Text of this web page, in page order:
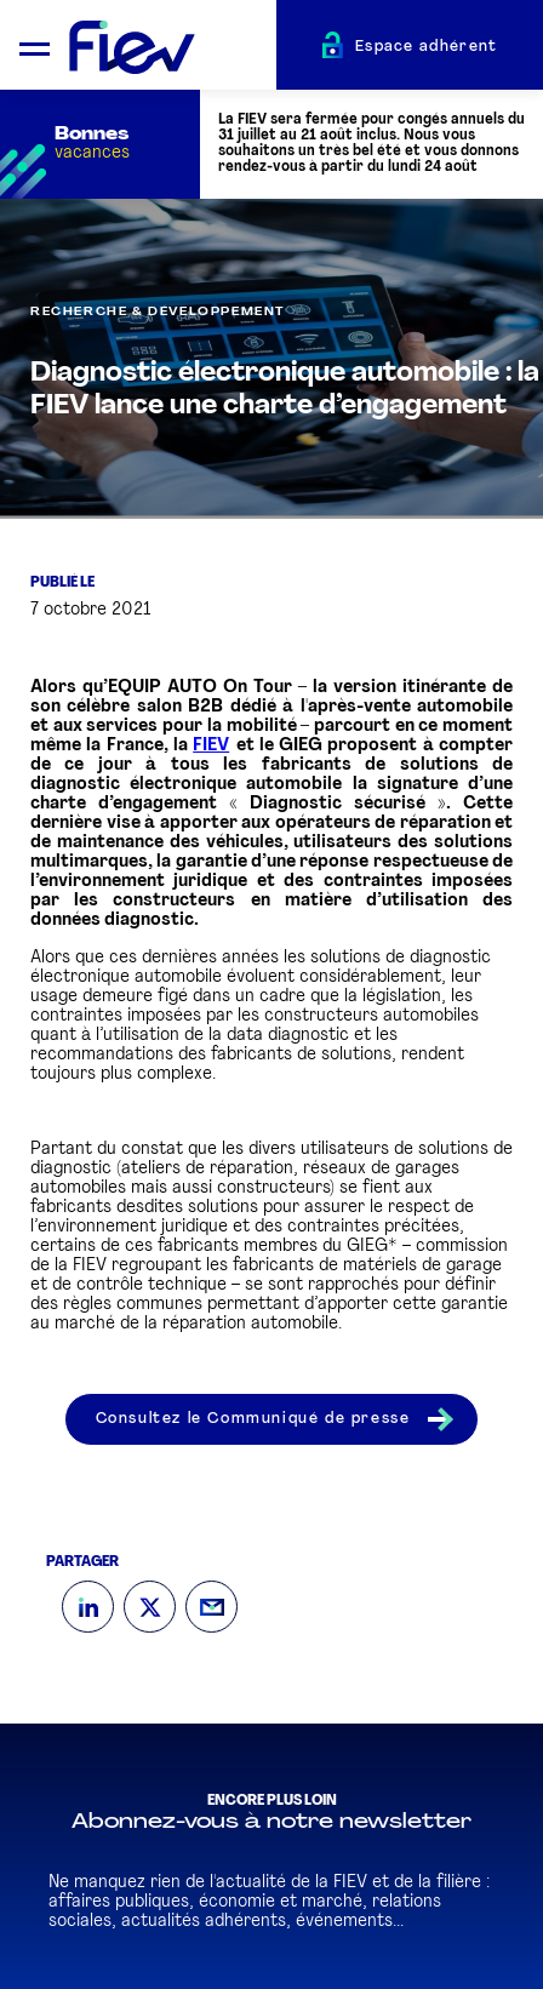
QUI SOMMES-NOUS ?
L’AUTOMOTIVE
ADHÉRENTS
ACTUALITÉS
PRESSE
Espace adhérent
Bonnes
vacances
La FIEV sera fermée pour congés annuels du
31 juillet au 21 août inclus. Nous vous
souhaitons un très bel été et vous donnons
rendez-vous à partir du lundi 24 août
RECHERCHE & DÉVELOPPEMENT
Diagnostic électronique automobile : la
FIEV lance une charte d’engagement
PUBLIÉ LE
7 octobre 2021
Alors qu’EQUIP AUTO On Tour – la version itinérante de
son célèbre salon B2B dédié à l'après-vente automobile
et aux services pour la mobilité – parcourt en ce moment
même la France, la FIEV et le GIEG proposent à compter
de ce jour à tous les fabricants de solutions de
diagnostic électronique automobile la signature d’une
charte d’engagement « Diagnostic sécurisé ». Cette
dernière vise à apporter aux opérateurs de réparation et
de maintenance des véhicules, utilisateurs des solutions
multimarques, la garantie d’une réponse respectueuse de
l’environnement juridique et des contraintes imposées
par les constructeurs en matière d’utilisation des
données diagnostic.
Alors que ces dernières années les solutions de diagnostic
électronique automobile évoluent considérablement, leur
usage demeure figé dans un cadre que la législation, les
contraintes imposées par les constructeurs automobiles
quant à l’utilisation de la data diagnostic et les
recommandations des fabricants de solutions, rendent
toujours plus complexe.
Partant du constat que les divers utilisateurs de solutions de
diagnostic (ateliers de réparation, réseaux de garages
automobiles mais aussi constructeurs) se fient aux
fabricants desdites solutions pour assurer le respect de
l’environnement juridique et des contraintes précitées,
certains de ces fabricants membres du GIEG* – commission
de la FIEV regroupant les fabricants de matériels de garage
et de contrôle technique – se sont rapprochés pour définir
des règles communes permettant d’apporter cette garantie
au marché de la réparation automobile.
Consultez le Communiqué de presse
PARTAGER
ENCORE PLUS LOIN
Abonnez-vous à notre newsletter
Ne manquez rien de l'actualité de la FIEV et de la filière :
affaires publiques, économie et marché, relations
sociales, actualités adhérents, événements...